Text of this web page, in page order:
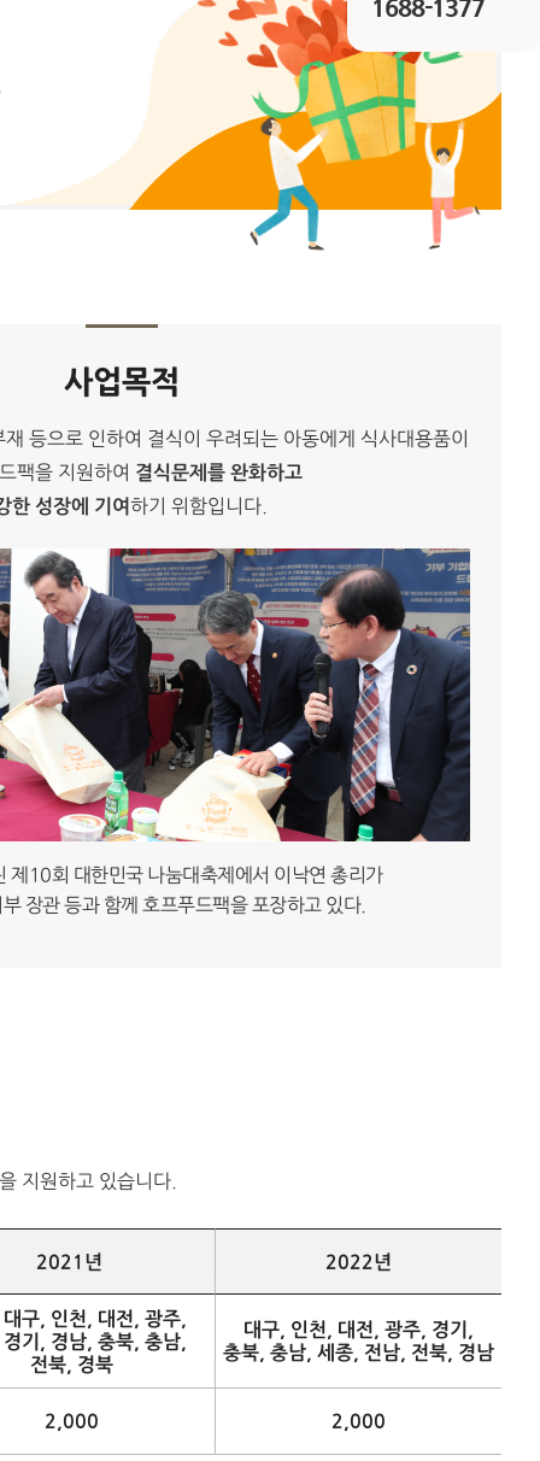
사업목적
등으로 인하여 결식이 우려되는 아동에게 식사대용품이
팩을 지원하여 결식문제를 완화하고
한 성장에 기여하기 위함입니다.
10회 대한민국 나눔대축제에서 이낙연 총리가
장관 등과 함께 호프푸드팩을 포장하고 있다.
지원하고 있습니다.
2022년
구, 인천, 대전, 광주,
기, 경남, 충북, 충남,
전북, 경북
대구, 인천, 대전, 광주, 경기,
충북, 충남, 세종, 전남, 전북, 경남
2,000 2,000
1688-1377